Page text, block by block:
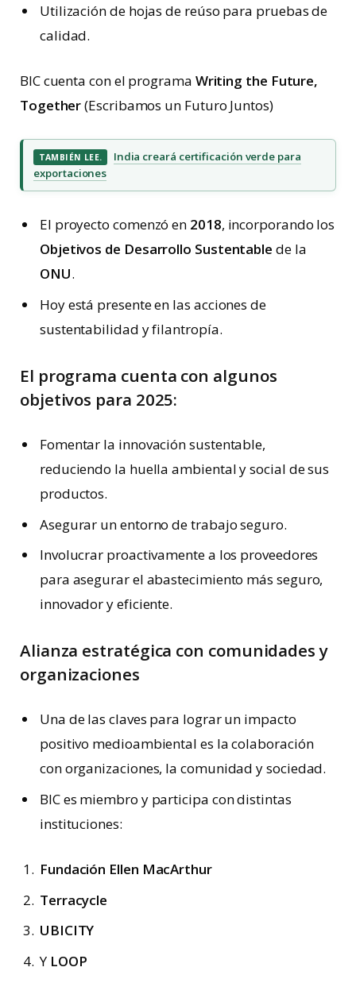
Utilización de hojas de reúso para pruebas de
calidad.
BIC cuenta con el programa Writing the Future,
Together(Escribamos un Futuro Juntos)
TAMBIÉN LEE.
India creará certificación verde para
exportaciones
El proyecto comenzó en 2018, incorporando los
Objetivos de Desarrollo Sustentable de la
ONU.
Hoy está presente en las acciones de
sustentabilidad y filantropía.
El programa cuenta con algunos
objetivos para 2025:
Fomentar la innovación sustentable,
reduciendo la huella ambiental y social de sus
productos.
Asegurar un entorno de trabajo seguro.
Involucrar proactivamente a los proveedores
para asegurar el abastecimiento más seguro,
innovador y eficiente.
Alianza estratégica con comunidades y
organizaciones
Una de las claves para lograr un impacto
positivo medioambiental es la colaboración
con organizaciones, la comunidad y sociedad.
BIC es miembro y participa con distintas
instituciones:
Fundación Ellen MacArthur
Terracycle
UBICITY
Y LOOP